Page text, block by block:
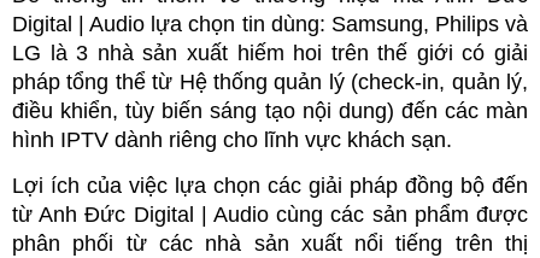
Digital | Audio lựa chọn tin dùng: Samsung, Philips và
LG là 3 nhà sản xuất hiếm hoi trên thế giới có giải
pháp tổng thể từ Hệ thống quản lý (check-in, quản lý,
điều khiển, tùy biến sáng tạo nội dung) đến các màn
hình IPTV dành riêng cho lĩnh vực khách sạn.
Lợi ích của việc lựa chọn các giải pháp đồng bộ đến
từ Anh Đức Digital | Audio cùng các sản phẩm được
phân phối từ các nhà sản xuất nổi tiếng trên thị